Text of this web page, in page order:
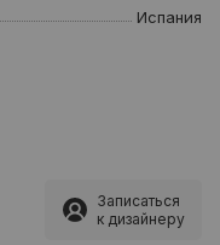
Испания
Записаться
к дизайнеру